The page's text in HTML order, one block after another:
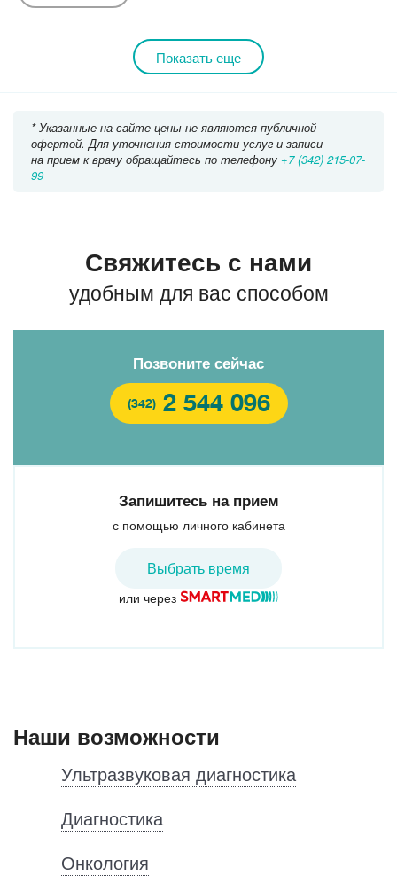
Показать еще
* Указанные на сайте цены не являются публичной
офертой. Для уточнения стоимости услуг и записи
на прием к врачу обращайтесь по телефону +7 (342) 215-07-
99
Свяжитесь с нами
удобным для вас способом
Позвоните сейчас
(342) 2 544 096
Запишитесь на прием
с помощью личного кабинета
Выбрать время
или через
Наши возможности
Ультразвуковая диагностика
Диагностика
Онкология